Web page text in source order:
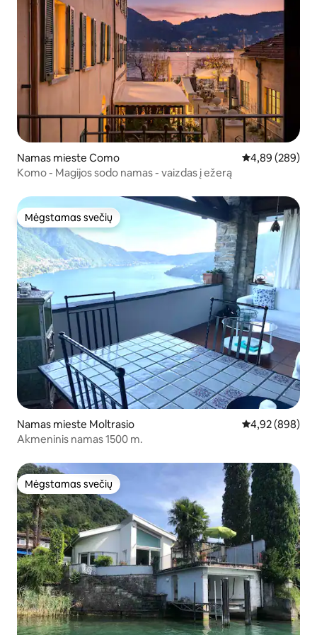
Namas mieste Como Vidutinis
4,89 (289)
Komo - Magijos sodo namas - vaizdas į ežerą
Mėgstamas svečių
Mėgstamas svečių
Namas mieste Moltrasio Vidutinis
4,92 (898)
Akmeninis namas 1500 m.
Mėgstamas svečių
Mėgstamas svečių